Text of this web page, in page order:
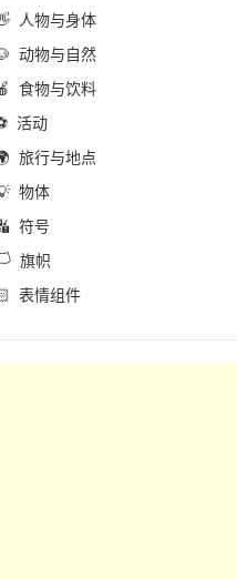
人物与身体
动物与自然
食物与饮料
活动
旅行与地点
物体
符号
旗帜
表情组件